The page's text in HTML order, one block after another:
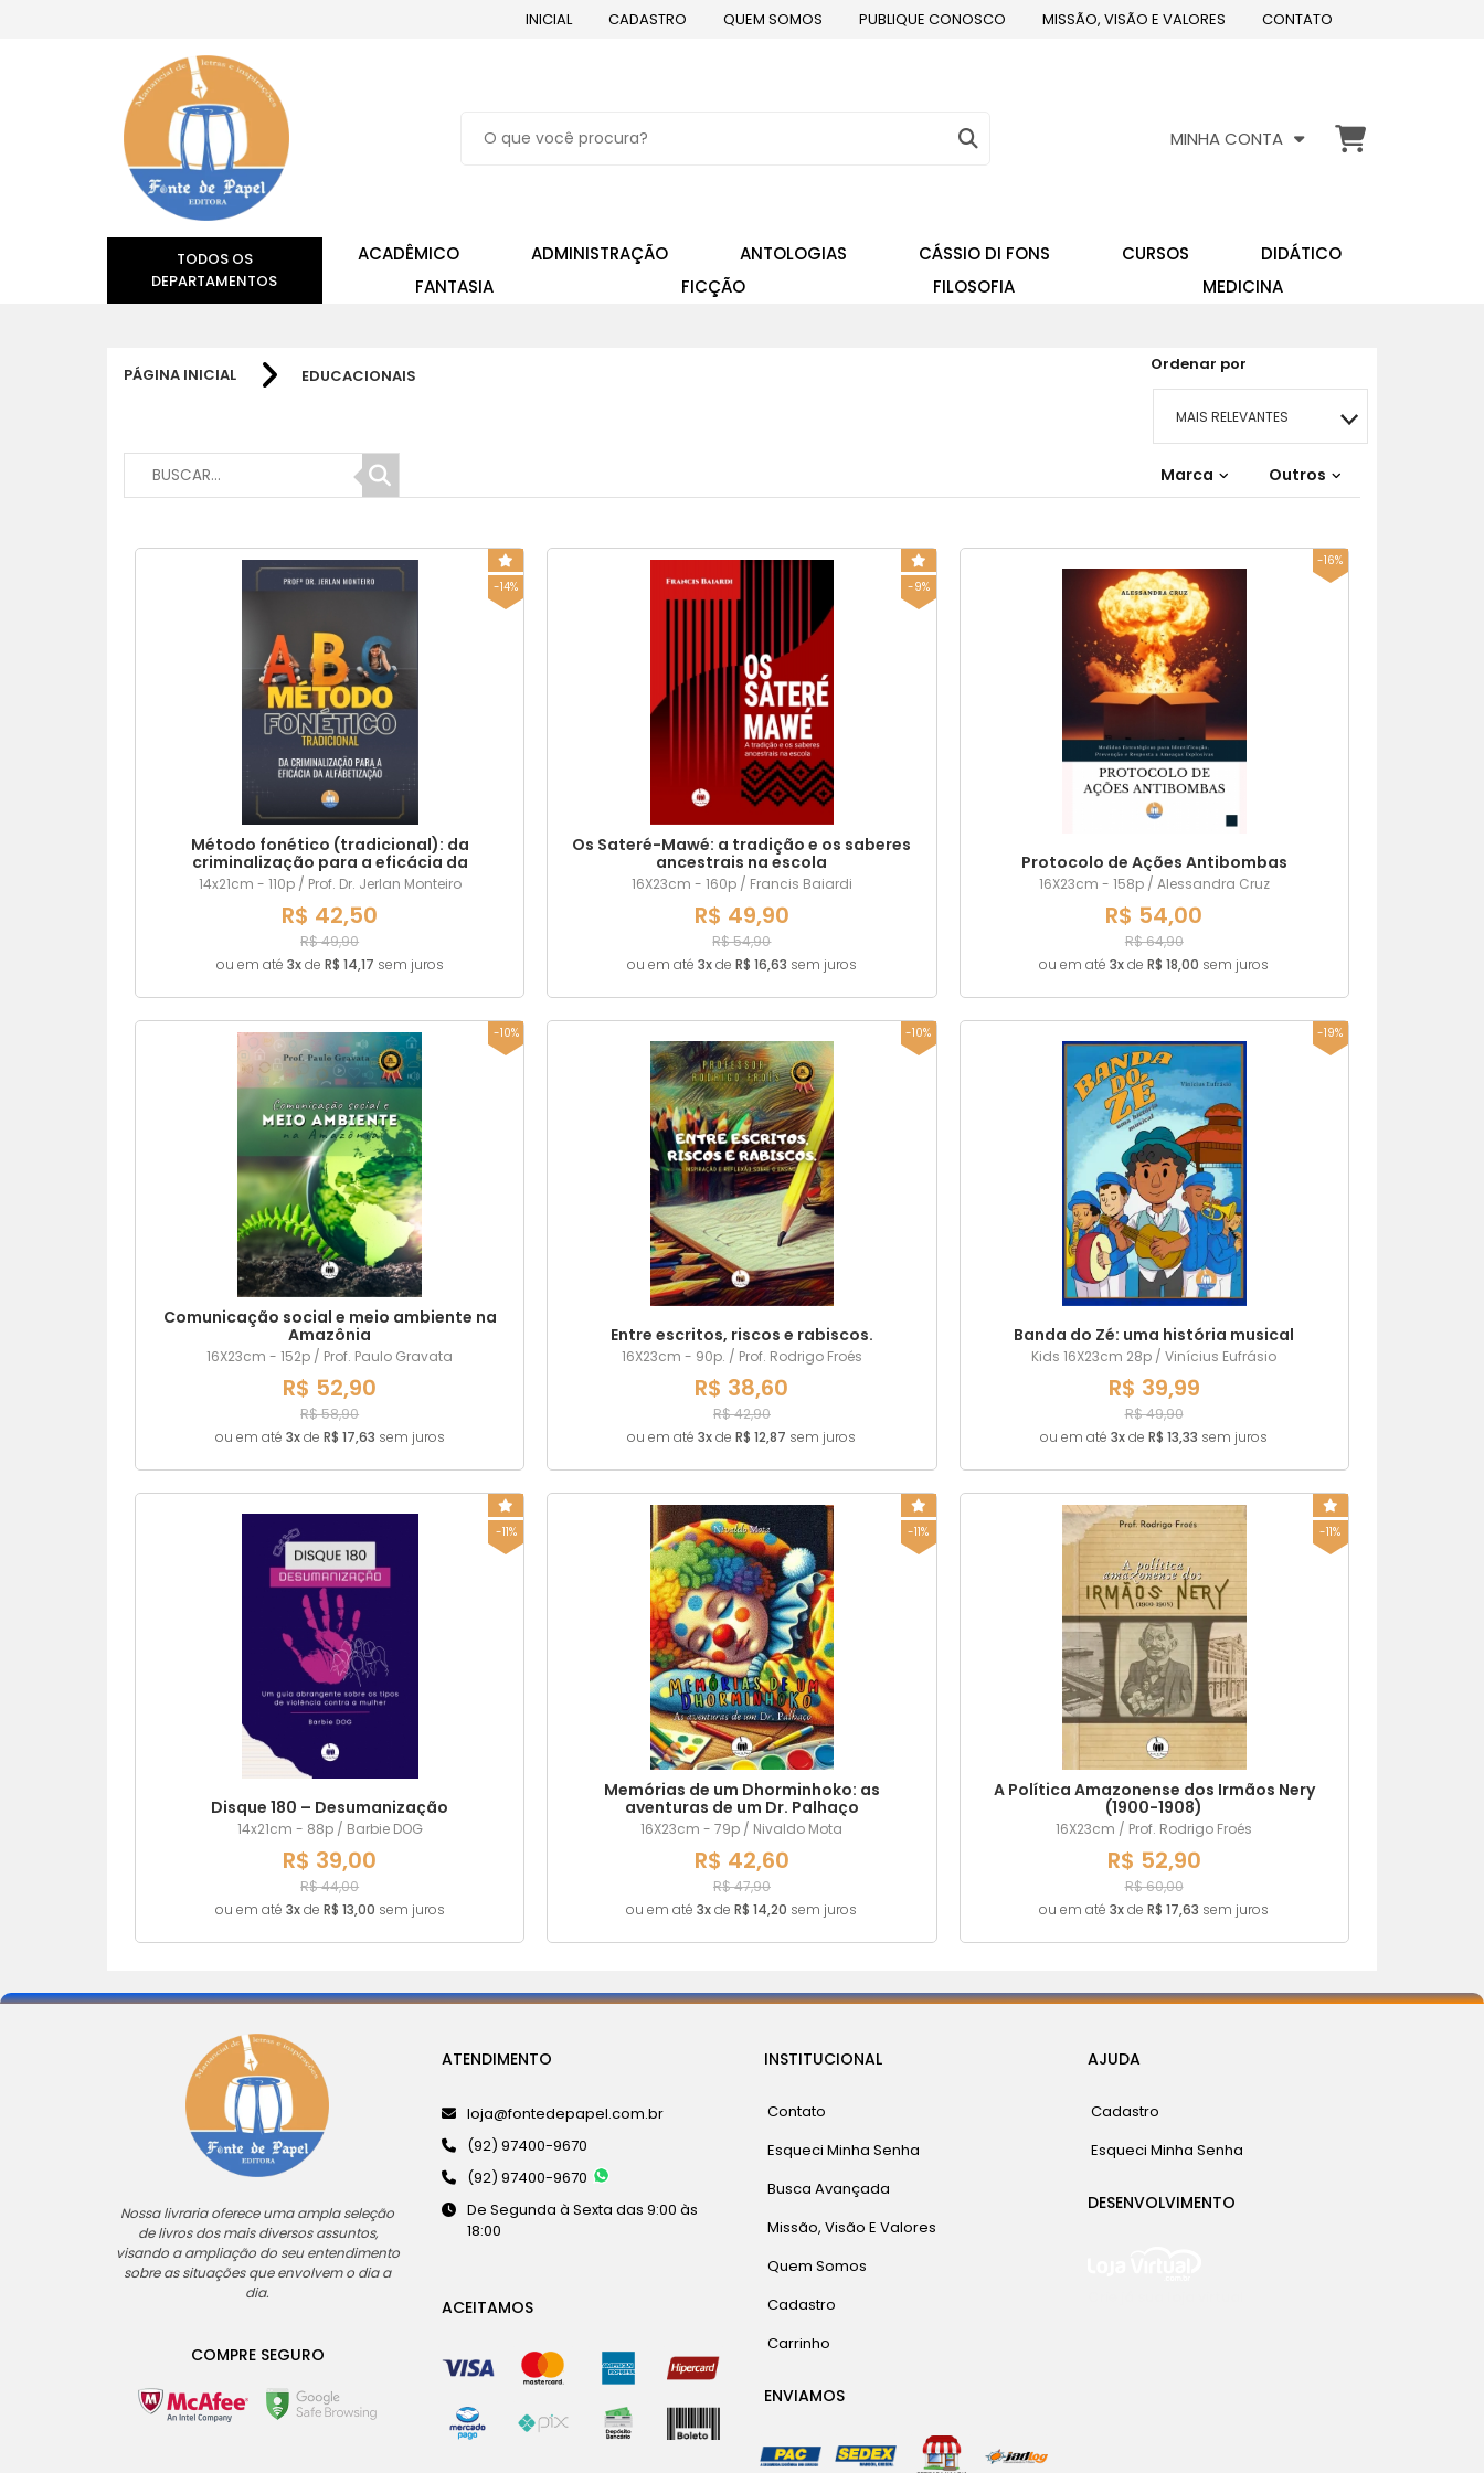
INICIAL CADASTRO QUEM SOMOS PUBLIQUE CONOSCO MISSÃO, VISÃO E VALORES CONTATO
MINHA CONTA
TODOS OS
DEPARTAMENTOS
ACADÊMICO ADMINISTRAÇÃO ANTOLOGIAS CÁSSIO DI FONS CURSOS
DIDÁTICO
FANTASIA
FICÇÃO FILOSOFIA MEDICINA
PÁGINA INICIAL EDUCACIONAIS
Ordenar por
MAIS RELEVANTES
MAIS VENDIDOS
MAIOR PREÇO
A - Z
Marca Outros
-14%
Método fonético (tradicional): da
criminalização para a eficácia da
alfabetização
14x21cm - 110p / Prof. Dr. Jerlan Monteiro
R$ 42,50
R$ 49,90
ou em até 3xde R$ 14,17 sem juros
-9%
Os Sateré-Mawé: a tradição e os saberes
ancestrais na escola
16X23cm - 160p / Francis Baiardi
R$ 49,90
R$ 54,90
ou em até 3xde R$ 16,63 sem juros
-16%
Protocolo de Ações Antibombas
16X23cm - 158p / Alessandra Cruz
R$ 54,00
R$ 64,90
ou em até3xdeR$ 18,00 sem juros
-10%
Comunicação social e meio ambiente na
Amazônia
16X23cm - 152p / Prof. Paulo Gravata
R$ 52,90
R$ 58,90
ou em até 3xde R$ 17,63 sem juros
-10%
Entre escritos, riscos e rabiscos.
16X23cm - 90p. / Prof. Rodrigo Froés
R$ 38,60
R$ 42,90
ou em até3xdeR$ 12,87 sem juros
-19%
Banda do Zé: uma história musical
Kids 16X23cm 28p / Vinícius Eufrásio
R$ 39,99
R$ 49,90
ou em até3xdeR$ 13,33 sem juros
-11%
Disque 180 – Desumanização
14x21cm - 88p / Barbie DOG
R$ 39,00
R$ 44,00
ou em até 3xde R$ 13,00 sem juros
-11%
Memórias de um Dhorminhoko: as
aventuras de um Dr. Palhaço
16X23cm - 79p / Nivaldo Mota
R$ 42,60
R$ 47,90
ou em até3xdeR$ 14,20 sem juros
-11%
A Política Amazonense dos Irmãos Nery
(1900-1908)
16X23cm / Prof. Rodrigo Froés
R$ 52,90
R$ 60,00
ou em até3xdeR$ 17,63 sem juros
Nossa livraria oferece uma ampla seleção
de livros dos mais diversos assuntos,
visando a ampliação do seu entendimento
sobre as situações que envolvem o dia a
dia.
COMPRE SEGURO
ATENDIMENTO
loja@fontedepapel.com.br
(92) 97400-9670
(92) 97400-9670
De Segunda à Sexta das 9:00 às
18:00
ACEITAMOS
INSTITUCIONAL
Contato
Esqueci Minha Senha
Busca Avançada
Missão, Visão E Valores
Quem Somos
Cadastro
Carrinho
ENVIAMOS
AJUDA
Cadastro
Esqueci Minha Senha
DESENVOLVIMENTO